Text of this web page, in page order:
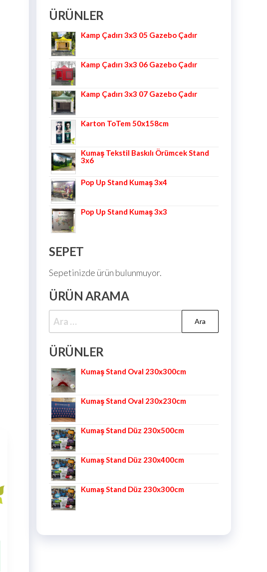
ÜRÜNLER
Kamp Çadırı 3x3 05 Gazebo Çadır
Kamp Çadırı 3x3 06 Gazebo Çadır
Kamp Çadırı 3x3 07 Gazebo Çadır
Karton ToTem 50x158cm
Kumaş Tekstil Baskılı Örümcek Stand
3x6
Pop Up Stand Kumaş 3x4
Pop Up Stand Kumaş 3x3
SEPET
Sepetinizde ürün bulunmuyor.
ÜRÜN ARAMA
ÜRÜNLER
Kumaş Stand Oval 230x300cm
Kumaş Stand Oval 230x230cm
Kumaş Stand Düz 230x500cm
Kumaş Stand Düz 230x400cm
Kumaş Stand Düz 230x300cm